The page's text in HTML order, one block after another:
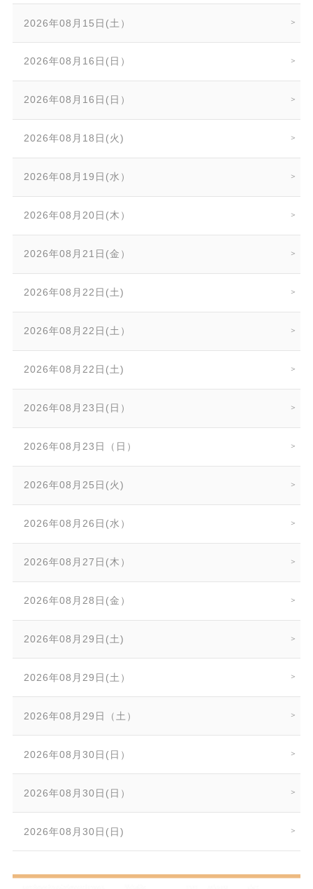
2026年08月15日(土）
2026年08月16日(日）
2026年08月16日(日）
2026年08月18日(火)
2026年08月19日(水）
2026年08月20日(木）
2026年08月21日(金）
2026年08月22日(土)
2026年08月22日(土）
2026年08月22日(土)
2026年08月23日(日）
2026年08月23日（日）
2026年08月25日(火)
2026年08月26日(水）
2026年08月27日(木）
2026年08月28日(金）
2026年08月29日(土)
2026年08月29日(土）
2026年08月29日（土）
2026年08月30日(日）
2026年08月30日(日）
2026年08月30日(日)